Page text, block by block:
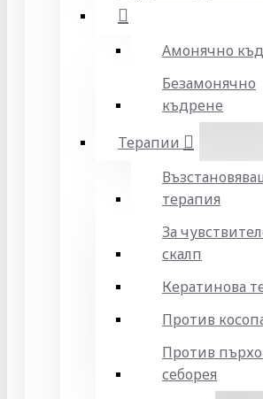
Амонячно
Безамонячно
къдрене
Терапии
терапия
За
скалп
Кератинова
Против
Против
себорея